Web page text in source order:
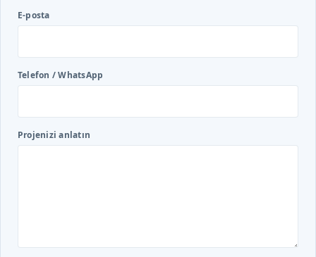
E-posta
Telefon / WhatsApp
Projenizi anlatın